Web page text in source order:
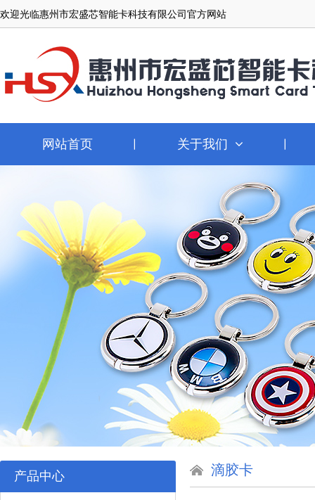
欢迎光临惠州市宏盛芯智能卡科技有限公司官方网站
网站首页 关于我们
产品中心 滴胶卡